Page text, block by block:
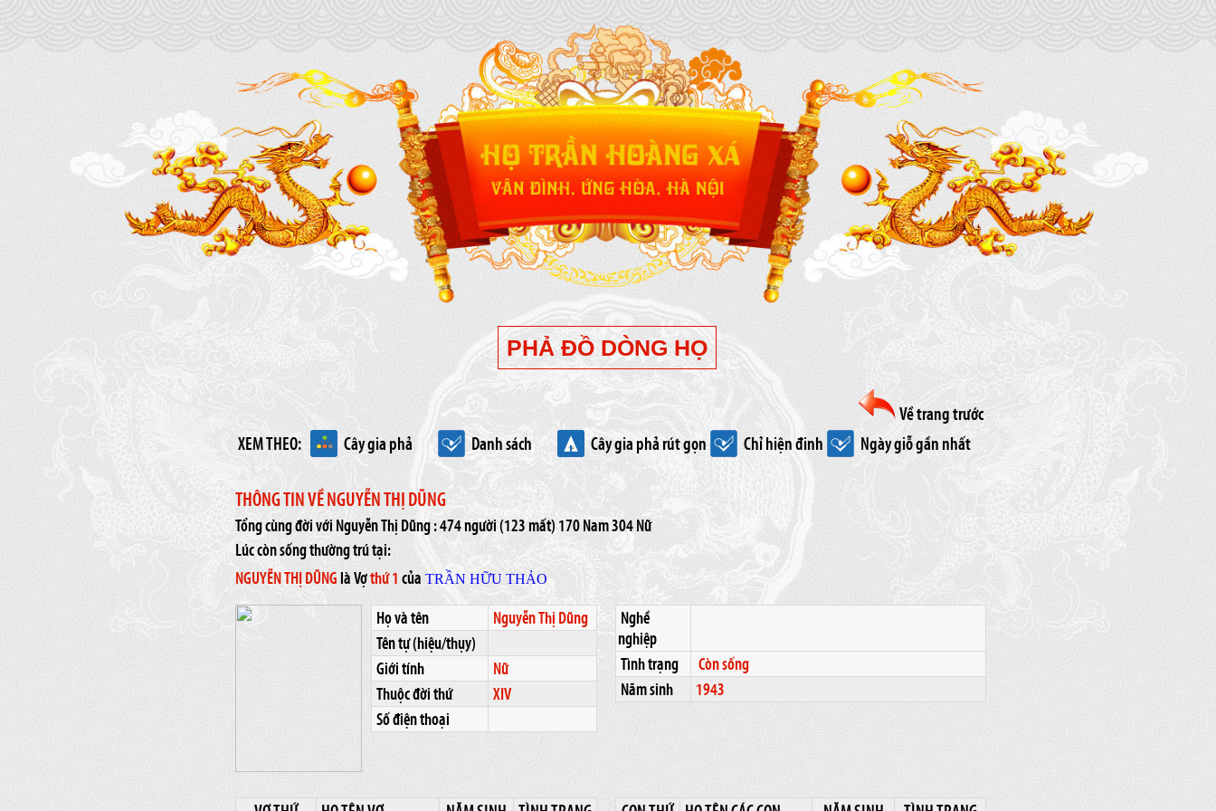
PHẢ ĐỒ DÒNG HỌ
Về trang trước
XEM THEO:
Cây gia phả Danh sách Cây gia phả rút gọn Chỉ hiện đinh Ngày giỗ gần nhất
THÔNG TIN VỀ NGUYỄN THỊ DŨNG
Tổng cùng đời với Nguyễn Thị Dũng : 474 người (123 mất) 170 Nam 304 Nữ
Lúc còn sống thường trú tại:
NGUYỄN THỊ DŨNG là Vợthứ 1 của TRẦN HỮU THẢO
Họ và tên
Nguyễn Thị Dũng
Tên tự (hiệu/thụy)
Giới tính
Nữ
Thuộc đời thứ
XIV
Số điện thoại
Nghề
nghiệp
Tình trạng
Còn sống
Năm sinh
1943